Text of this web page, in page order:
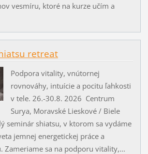
vesmíru, ktoré na kurze učím a
retreat
Podpora vitality, vnútornej
rovnováhy, intuície a pocitu ľahkosti
v tele. 26.-30.8. 2026 Centrum
Surya, Moravské Lieskové / Biele
seminár shiatsu, v ktorom sa vydáme
jemnej energetickej práce a
Zameriame sa na podporu vitality,...